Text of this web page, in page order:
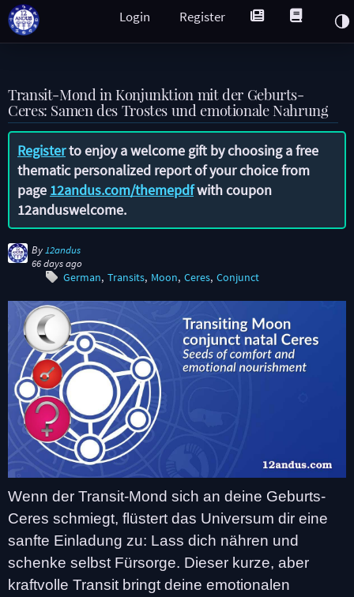
Register
Login
Transit-Mond in Konjunktion mit der Geburts-
Ceres: Samen des Trostes und emotionale Nahrung
Registerto enjoy a welcome gift by choosing a free
thematic personalized report of your choice from
page 12andus.com/themepdfwith coupon
12anduswelcome.
By 12andus
66 days ago
German Transits Moon Ceres Conjunct
Wenn der Transit-Mond sich an deine Geburts-
Ceres schmiegt, flüstert das Universum dir eine
sanfte Einladung zu: Lass dich nähren und
schenke selbst Fürsorge. Dieser kurze, aber
kraftvolle Transit bringt deine emotionalen